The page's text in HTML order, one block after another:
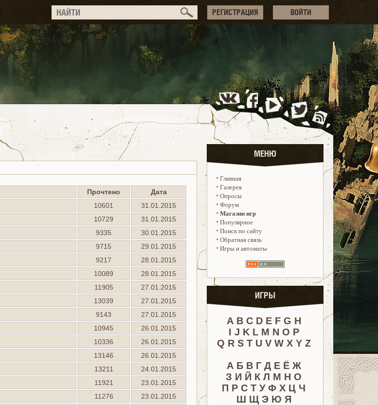
РЕГИСТРАЦИЯ ВОЙТИ
Прочтено
Дата
10601
31.01.2015
10729
31.01.2015
9335
30.01.2015
9715
29.01.2015
9217
28.01.2015
10089
28.01.2015
11905
27.01.2015
13039
27.01.2015
9143
27.01.2015
10945
26.01.2015
10336
26.01.2015
13146
26.01.2015
13211
24.01.2015
11921
23.01.2015
11276
23.01.2015
МЕНЮ
· Главная
· Галерея
· Опросы
· Форум
· Магазин игр
· Популярное
· Поиск по сайту
· Обратная связь
· Игры и автоматы
ИГРЫ
A B C D E F G H
I J K L M N O P
Q R S T U V W X Y Z
А Б В Г Д Е Ё Ж
З И Й К Л М Н О
П Р С Т У Ф Х Ц Ч
Ш Щ Э Ю Я